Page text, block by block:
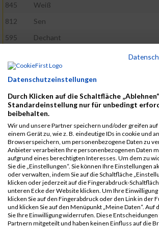
845 Weiß
812
Sen
595
Dechant
801
Schöne
826
Thumann
841
Wastl
743
Nietfeld
588
Christ
551
Baierlein
753
Peppenauer
782
Satzinger
688
Krasniqi
Datenschutzeinstellungen
Durch Klicken auf die Schaltfläche
Standardeinstellung nur für unbedingt
beibehalten.
Wir und unsere Partner speichern und/oder greifen
einem Gerät zu, wie z. B. eindeutige IDs in cookie und
Browserspeichern, um personenbezogene Daten zu
Anbieter verarbeiten Ihre personenbezogenen Daten
aufgrund eines berechtigten Interesses. Um dem zu
Sie die „Einstellungen“. Sie können Ihre Einstellungen
oder verwalten, indem Sie auf die Schaltfläche
klicken oder jederzeit auf die Fingerabdruck-
unteren Ecke der Website klicken. Um Ihre
klicken Sie auf den Fingerabdruck oder den Link in der
und klicken Sie auf den Menüpunkt „Meine Daten“. Auf
Sie Ihre Einwilligung widerrufen. Diese
Partnern mitgeteilt und haben keinen Einfluss auf die